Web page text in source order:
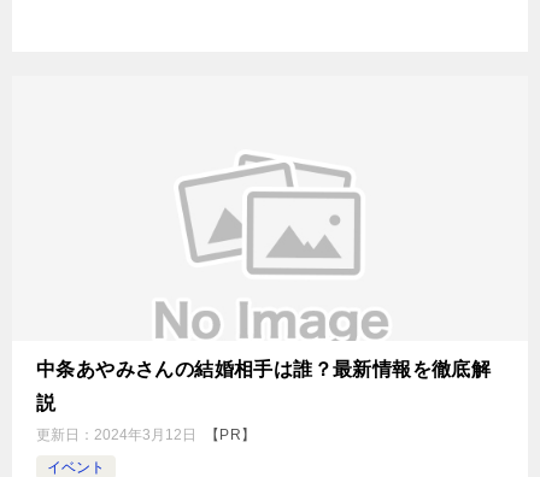
中条あやみさんの結婚相手は誰？最新情報を徹底解
説
更新日： 2024年3月12日
イベント
【PR】